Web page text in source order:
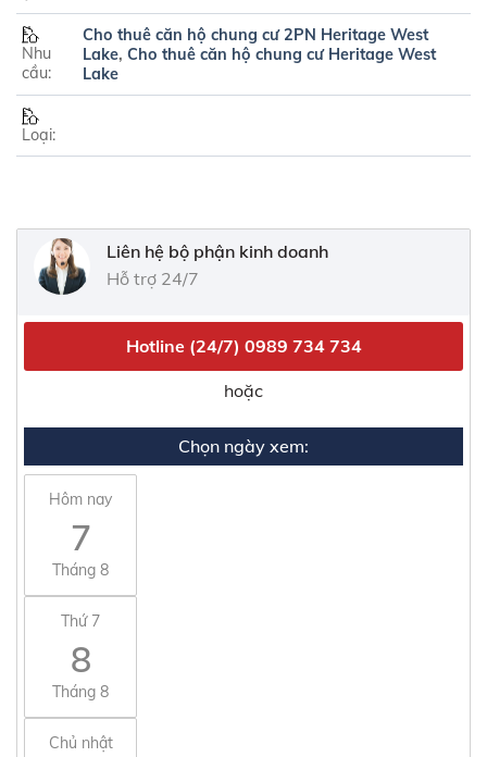
Nhu
cầu:
Cho thuê căn hộ chung cư 2PN Heritage West
Lake, Cho thuê căn hộ chung cư Heritage West
Lake
Loại:
Liên hệ bộ phận kinh doanh
Hỗ trợ 24/7
Hotline (24/7) 0989 734 734
hoặc
Chọn ngày xem:
Hôm nay
7
Tháng 8
Thứ 7
8
Tháng 8
Chủ nhật